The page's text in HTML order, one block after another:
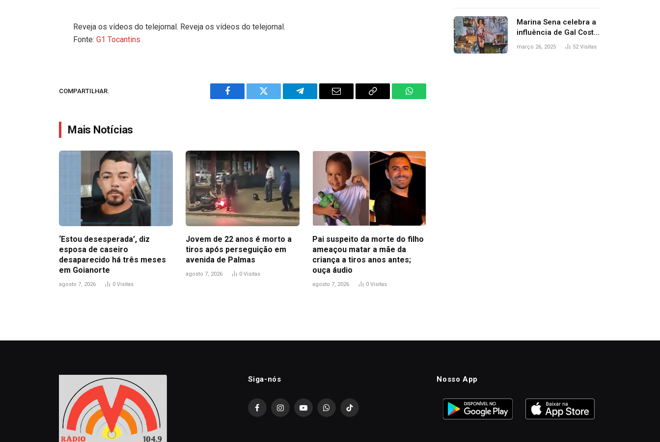
Reveja os vídeos do telejornal. Reveja os vídeos do telejornal.
Fonte:G1 Tocantins
COMPARTILHAR.
Facebook Twitter Telegram Email
Copy
WhatsApp
Mais Notícias
‘Estou desesperada’, diz
esposa de caseiro
desaparecido há três meses
em Goianorte
agosto 7, 2026 0 Visitas
Jovem de 22 anos é morto a
tiros após perseguição em
avenida de Palmas
agosto 7, 2026 0 Visitas
Pai suspeito da morte do filho
ameaçou matar a mãe da
criança a tiros anos antes;
ouça áudio
agosto 7, 2026 0 Visitas
Marina Sena celebra a
influência de Gal Costa
na arte do álbum
março 26, 2025 52Visitas
Siga-nós
FacebookInstagramYouTubeWhatsAppTikTok
Nosso App